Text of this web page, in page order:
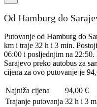
Od Hamburg do
Putovanje od Hamburg do
km i traje 32 h i 3 min.
06:00 i posljednjim na
Sarajevo preko autobus za
cijena za ovo putovanje je
Najniža cijena
94,00 €
Trajanje putovanja 32 h i 3